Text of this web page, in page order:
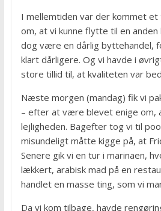
I mellemtiden var der kommet
om, at vi kunne flytte til en anden
dog være en dårlig byttehandel,
klart dårligere. Og vi havde i
store tillid til, at kvaliteten var
Næste morgen (mandag) fik vi
– efter at være blevet enige om,
lejligheden. Bagefter tog vi til
misundeligt måtte kigge på, at
Senere gik vi en tur i marinaen,
lækkert, arabisk mad på en
handlet en masse ting, som vi
Da vi kom tilbage, havde